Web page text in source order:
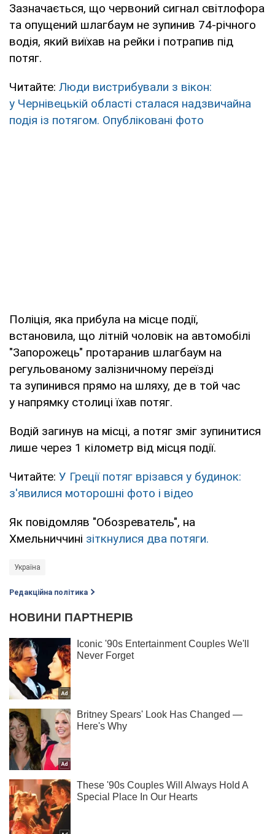
Зазначається, що червоний сигнал світлофора
та опущений шлагбаум не зупинив 74-річного
водія, який виїхав на рейки і потрапив під
потяг.
Читайте: Люди вистрибували з вікон:
у Чернівецькій області сталася надзвичайна
подія із потягом. Опубліковані фото
Поліція, яка прибула на місце події,
встановила, що літній чоловік на автомобілі
"Запорожець" протаранив шлагбаум на
регульованому залізничному переїзді
та зупинився прямо на шляху, де в той час
у напрямку столиці їхав потяг.
Водій загинув на місці, а потяг зміг зупинитися
лише через 1 кілометр від місця події.
Читайте: У Греції потяг врізався у будинок:
з'явилися моторошні фото і відео
Як повідомляв "Обозреватель", на
Хмельниччині зіткнулися два потяги.
Україна
Редакційна політика